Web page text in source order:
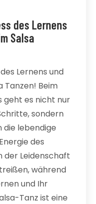
des Lernens
Salsa
Lernens und
Tanzen! Beim
geht es nicht nur
sondern
die lebendige
des
der Leidenschaft
während
und Ihr
Tanz ist eine